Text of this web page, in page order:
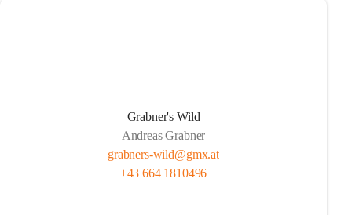
Grabner's Wild
Andreas Grabner
grabners-wild@gmx.at
+43 664 1810496